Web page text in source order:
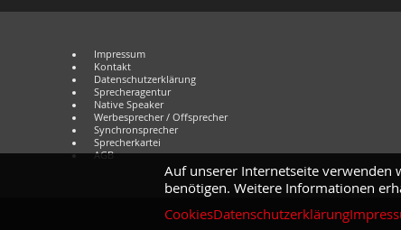
Impressum
Kontakt
Datenschutzerklärung
Sprecheragentur
Native Speaker
Werbesprecher / Offsprecher
Synchronsprecher
Sprecherkartei
AGB
Auf unserer Internetseite
benötigen. Weitere Informationen
CookiesDatenschutzerklärung